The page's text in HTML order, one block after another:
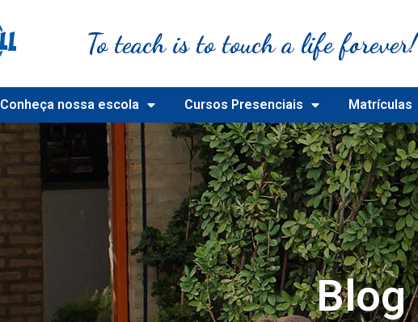
To teach is to touch a life forever!
Conheça nossa escola Cursos Presenciais Matrículas
Blog